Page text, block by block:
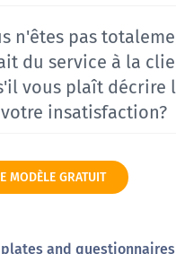
MODÈLE GRATUIT
and questionnaires